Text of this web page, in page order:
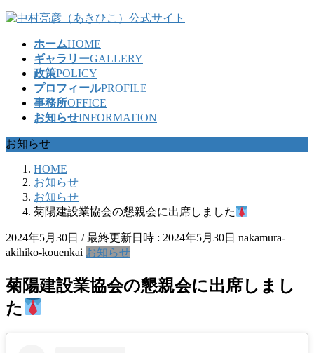
コ
ッ
プ
ナ
移
動
ホームHOME
ギャラリーGALLERY
政策POLICY
プロフィールPROFILE
事務所OFFICE
お知らせINFORMATION
お知らせ
HOME
お知らせ
お知らせ
菊陽建設業協会の懇親会に出席しました
2024年5月30日 / 最終更新日時 : 2024年5月30日 nakamura-
akihiko-kouenkai お知らせ
菊陽建設業協会の懇親会に出席しまし
た